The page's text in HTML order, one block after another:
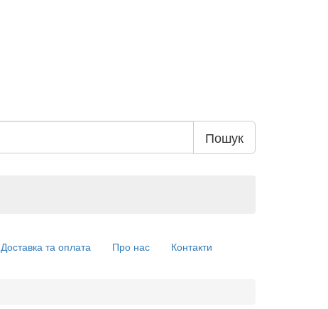
Пошук
Доставка та оплата Про нас Контакти